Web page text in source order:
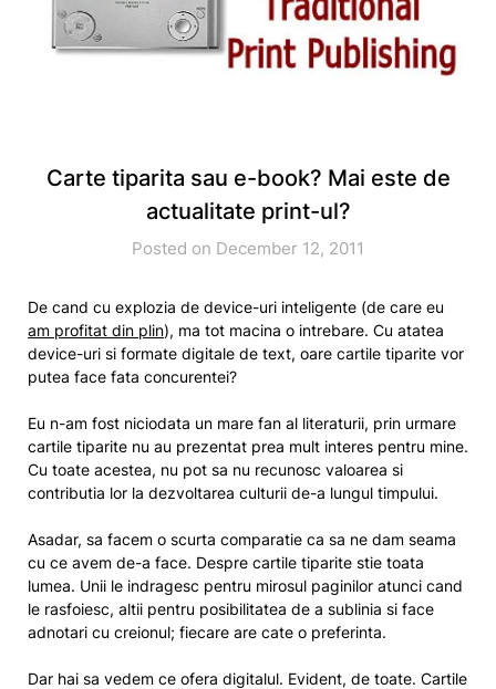
Carte tiparita sau e-book? Mai este de
actualitate print-ul?
Posted on December 12, 2011
De cand cu explozia de device-uri inteligente (de care eu
am profitat din plin), ma tot macina o intrebare. Cu atatea
device-uri si formate digitale de text, oare cartile tiparite vor
putea face fata concurentei?
Eu n-am fost niciodata un mare fan al literaturii, prin urmare
cartile tiparite nu au prezentat prea mult interes pentru mine.
Cu toate acestea, nu pot sa nu recunosc valoarea si
contributia lor la dezvoltarea culturii de-a lungul timpului.
Asadar, sa facem o scurta comparatie ca sa ne dam seama
cu ce avem de-a face. Despre cartile tiparite stie toata
lumea. Unii le indragesc pentru mirosul paginilor atunci cand
le rasfoiesc, altii pentru posibilitatea de a sublinia si face
adnotari cu creionul; fiecare are cate o preferinta.
Dar hai sa vedem ce ofera digitalul. Evident, de toate. Cartile